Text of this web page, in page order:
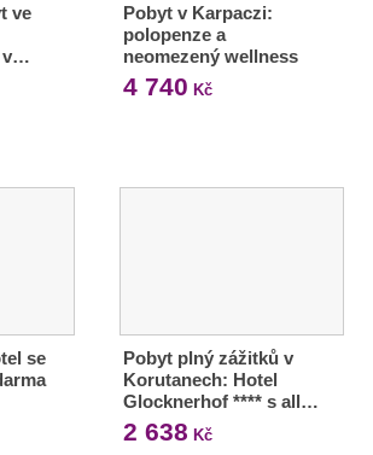
ve
v…
Pobyt v Karpaczi:
polopenze a
neomezený wellness
4 740 Kč
se
Pobyt plný zážitků v
Korutanech: Hotel
Glocknerhof **** s all…
2 638 Kč